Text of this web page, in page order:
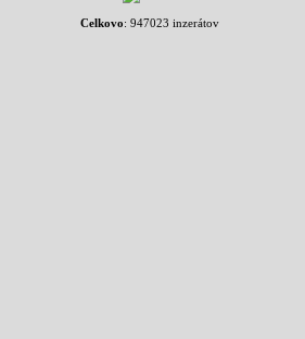
Celkovo: 947023 inzerátov